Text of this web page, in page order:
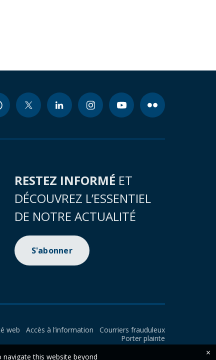
RESTEZ INFORMÉ ET
DÉCOUVREZ L’ESSENTIEL
DE NOTRE ACTUALITÉ
S'abonner
web Accès à l’information
Courriers frauduleux
Porter plainte
this website beyond
×